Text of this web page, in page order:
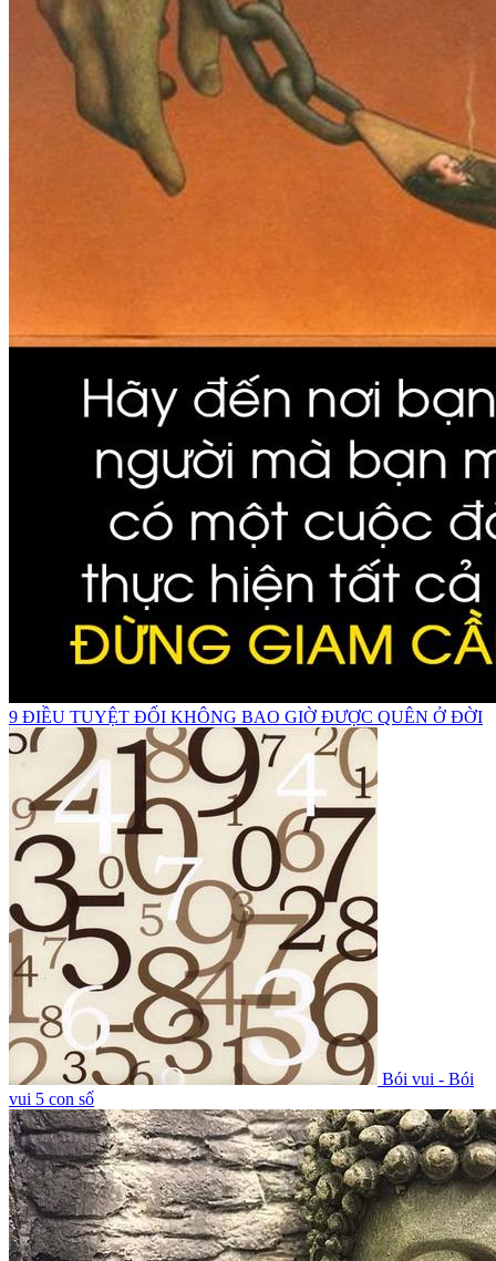
9 ĐIỀU TUYỆT ĐỐI KHÔNG BAO GIỜ ĐƯỢC QUÊN Ở ĐỜI
Bói vui - Bói
vui 5 con số